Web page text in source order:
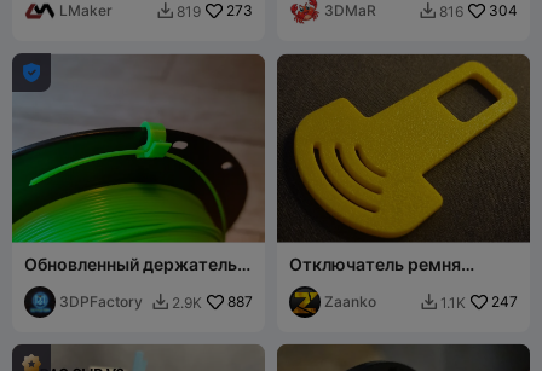
провисания), слой 0,2 мм
LMaker  819 273
манипуляторами «третья
рука»
3DMaR  816 304

Обновленный держатель
зажима для филамента
предотвращает
разматывание катушки
3DPFactory  2.9K 887
Отключатель ремня
безопасности
Zaanko  1.1K 247